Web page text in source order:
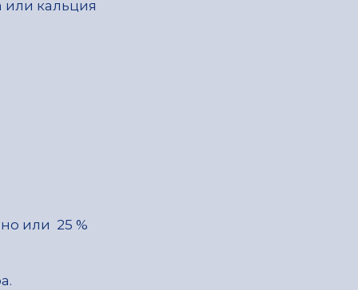
или кальция
или 25 %